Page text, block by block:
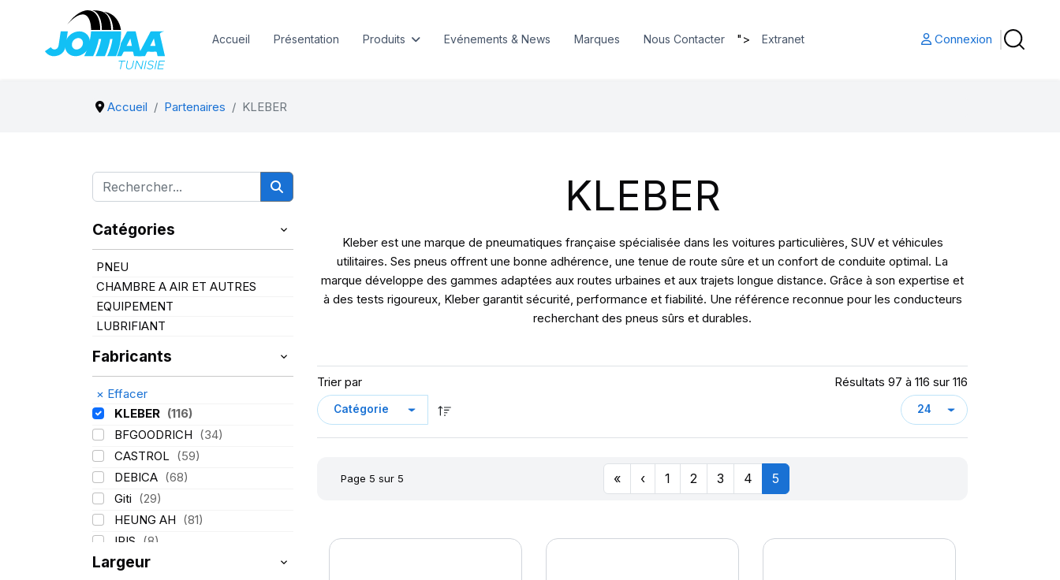
Accueil Présentation Produits Evénements & News Marques Nous Contacter "> Extranet Connexion
Accueil Partenaires KLEBER
Catégories
PNEU
CHAMBRE A AIR ET AUTRES
EQUIPEMENT
LUBRIFIANT
Fabricants
× Effacer
KLEBER (116)
BFGOODRICH (34)
CASTROL (59)
DEBICA (68)
Giti (29)
HEUNG AH (81)
IRIS (8)
ITALMATIC
Largeur
KLEBER
Kleber est une marque de pneumatiques française spécialisée dans les voitures particulières, SUV et véhicules
utilitaires. Ses pneus offrent une bonne adhérence, une tenue de route sûre et un confort de conduite optimal. La
marque développe des gammes adaptées aux routes urbaines et aux trajets longue distance. Grâce à son expertise et
à des tests rigoureux, Kleber garantit sécurité, performance et fiabilité. Une référence reconnue pour les conducteurs
recherchant des pneus sûrs et durables.
Trier par Résultats 97 à 116 sur 116
Page 5 sur 5 « ‹ 1 2 3 4 5